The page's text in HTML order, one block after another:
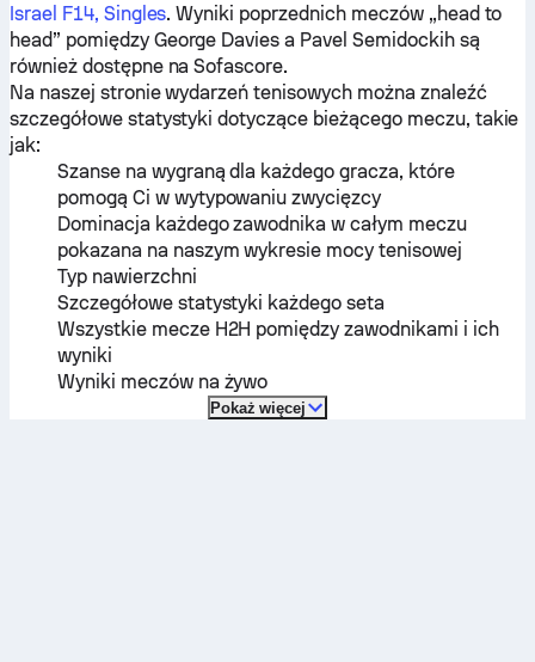
Israel F14, Singles. Wyniki poprzednich meczów „head to
head” pomiędzy George Davies a Pavel Semidockihsą
również dostępne na Sofascore.
Na naszej stronie wydarzeń tenisowych można znaleźć
szczegółowe statystyki dotyczące bieżącego meczu, takie
jak:
Szanse na wygraną dla każdego gracza, które
pomogą Ci w wytypowaniu zwycięzcy
Dominacja każdego zawodnika w całym meczu
pokazana na naszym wykresie mocy tenisowej
Typ nawierzchni
Szczegółowe statystyki każdego seta
Wszystkie mecze H2H pomiędzy zawodnikami i ich
wyniki
Wyniki meczów na żywo
Pokaż więcej